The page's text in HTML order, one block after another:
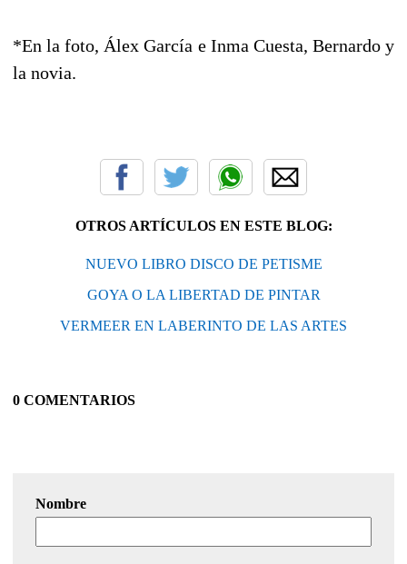
*En la foto, Álex García e Inma Cuesta, Bernardo y
la novia.
OTROS ARTÍCULOS EN ESTE BLOG:
NUEVO LIBRO DISCO DE PETISME
GOYA O LA LIBERTAD DE PINTAR
VERMEER EN LABERINTO DE LAS ARTES
0 COMENTARIOS
Nombre